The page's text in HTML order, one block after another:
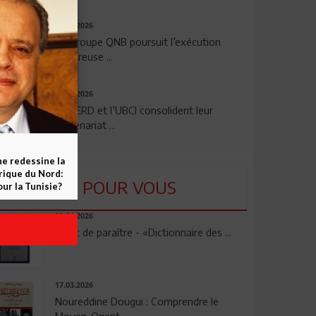
29.07.2026
Le Groupe QNB poursuit l’exécution
rigoureuse ...
24.07.2026
La BERD et l’UBCI consolident leur
partenariat ...
LU POUR VOUS
23.04.2026
Vient de paraître - «Dictionnaire des ...
17.03.2026
Noureddine Dougui : Comprendre le
redessine la
du Nord:
la Tunisie?